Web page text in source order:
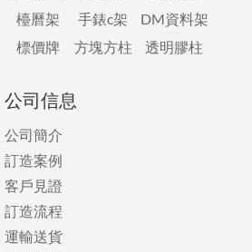
檯曆架
手錶c架
DM資料架
標價牌
方塊方柱 透明膠柱
公司信息
公司簡介
訂造案例
客戶見證
訂造流程
運輸送貨